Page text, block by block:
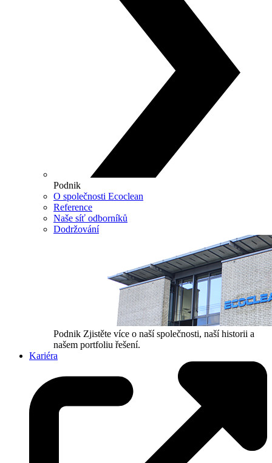
Podnik
O společnosti Ecoclean
Reference
Naše síť odborníků
Dodržování
Podnik Zjistěte více o naší společnosti, naší historii a
našem portfoliu řešení.
Kariéra